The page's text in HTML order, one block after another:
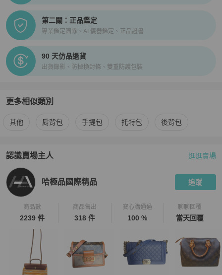
第二關：正品鑑定
專業鑑定團隊、AI 儀器鑑定、正品證書
90 天仿品退貨
出貨錄影、防掉換封條、雙重防護包裝
更多相似類別
更多Louis Vuitton女包 相似商品推薦
其他 肩背包 手提包 托特包 後背包
認識賣場主人
PopChill 拍拍圈嚴選賣家
逛逛賣場
哈極品國際精品 追蹤
商品數
2239 件
商品售出
318 件
安心購通過
100 %
聊聊回覆
當天回覆